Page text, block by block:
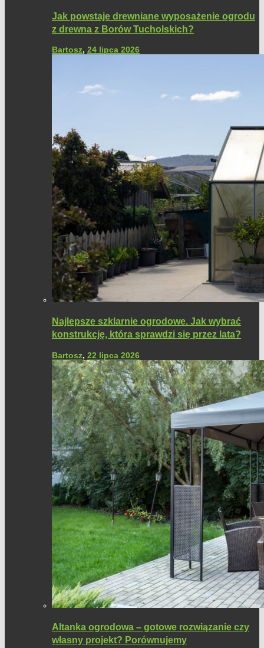
Jak powstaje drewniane wyposażenie ogrodu
z drewna z Borów Tucholskich?
Bartosz, 24 lipca 2026
Najlepsze szklarnie ogrodowe. Jak wybrać
konstrukcję, która sprawdzi się przez lata?
Bartosz, 22 lipca 2026
Altanka ogrodowa – gotowe rozwiązanie czy
własny projekt? Porównujemy